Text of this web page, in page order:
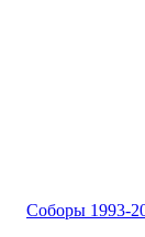
Соборы 1993-